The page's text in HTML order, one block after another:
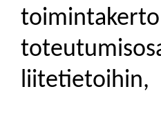
liitetietoihin,